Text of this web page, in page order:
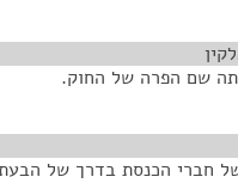
שם הפרה של החוק.
חברי הכנסת בדרך של